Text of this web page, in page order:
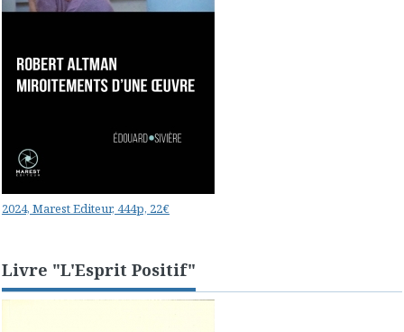
2024, Marest Editeur, 444p, 22€
Livre "L'Esprit Positif"